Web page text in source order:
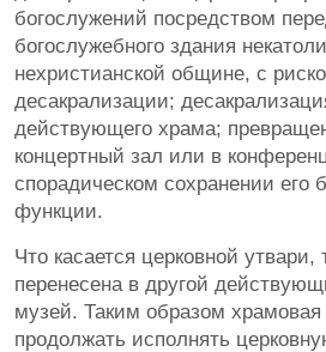
богослужений посредством
богослужебного здания
нехристианской общине, с
десакрализации;
действующего храма;
концертный зал или в
спорадическом сохранении его
функции.
Что касается церковной
перенесена в другой
музей. Таким образом храмовая
продолжать исполнять